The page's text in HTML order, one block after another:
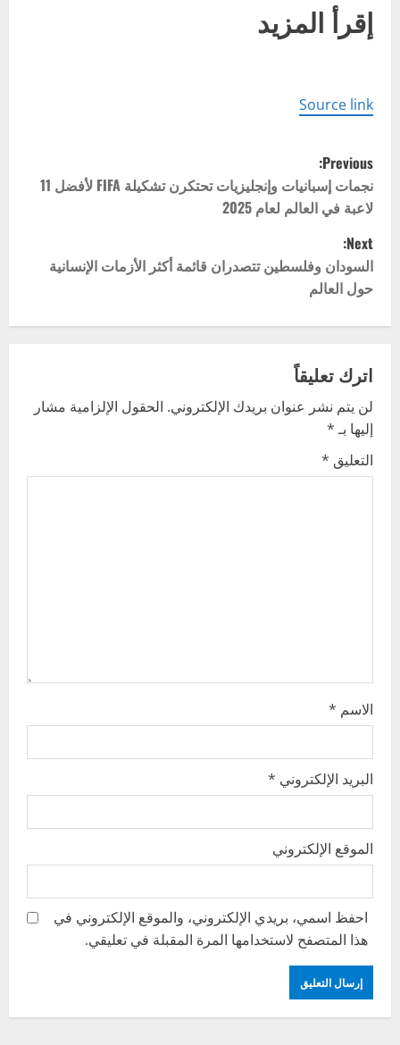
إقرأ المزيد
Source link
P
o
s
t
n
v
i
g
Previous:
نجمات إسبانيات وإنجليزيات تحتكرن تشكيلة FIFA لأفضل 11
لاعبة في العالم لعام 2025
Next:
السودان وفلسطين تتصدران قائمة أكثر الأزمات الإنسانية
حول العالم
اترك تعليقاً
لن يتم نشر عنوان بريدك الإلكتروني. الحقول الإلزامية مشار
إليها بـ*
التعليق *
الاسم *
البريد الإلكتروني *
الموقع الإلكتروني
احفظ اسمي، بريدي الإلكتروني، والموقع الإلكتروني في
هذا المتصفح لاستخدامها المرة المقبلة في تعليقي.